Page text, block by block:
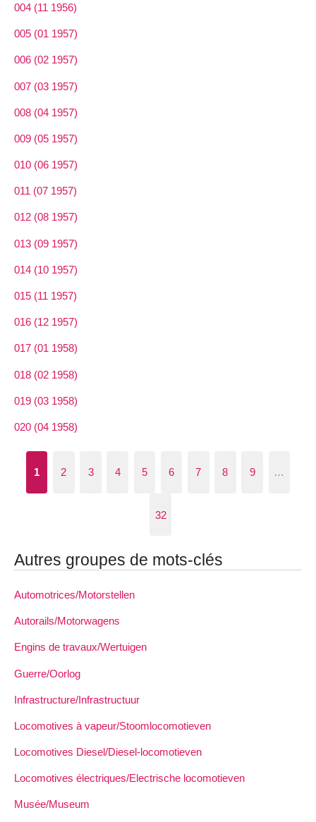
004 (11 1956)
005 (01 1957)
006 (02 1957)
007 (03 1957)
008 (04 1957)
009 (05 1957)
010 (06 1957)
011 (07 1957)
012 (08 1957)
013 (09 1957)
014 (10 1957)
015 (11 1957)
016 (12 1957)
017 (01 1958)
018 (02 1958)
019 (03 1958)
020 (04 1958)
1 2 3 4 5 6 7 8 9 …
32
Autres groupes de mots-clés
Automotrices/Motorstellen
Autorails/Motorwagens
Engins de travaux/Wertuigen
Guerre/Oorlog
Infrastructure/Infrastructuur
Locomotives à vapeur/Stoomlocomotieven
Locomotives Diesel/Diesel-locomotieven
Locomotives électriques/Electrische locomotieven
Musée/Museum